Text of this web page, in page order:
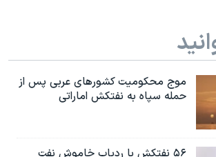
موج محکومیت کشورهای عربی پس از
حمله سپاه به نفتکش اماراتی
۵۶ نفتکش با ردیاب خاموش نفت